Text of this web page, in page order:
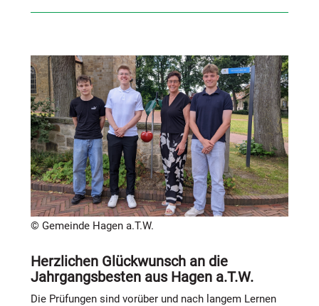
Rückseite drücken und frisches Trinkwasser zapfen!
Die Trinkwasserqualität ist selbstverständlich
gesichert: Die Brunnen spülen sich in regelmäßigen
Abständen selbst, um eine hygienische Wasserabgabe
zu gewährleisten.
Ein kleiner Beitrag mit großer Wirkung – für
Gesundheit, Umwelt und Lebensqualität in unserer
Gemeinde.
© Gemeinde Hagen a.T.W.
Herzlichen Glückwunsch an die
Jahrgangsbesten aus Hagen a.T.W.
Die Prüfungen sind vorüber und nach langem Lernen